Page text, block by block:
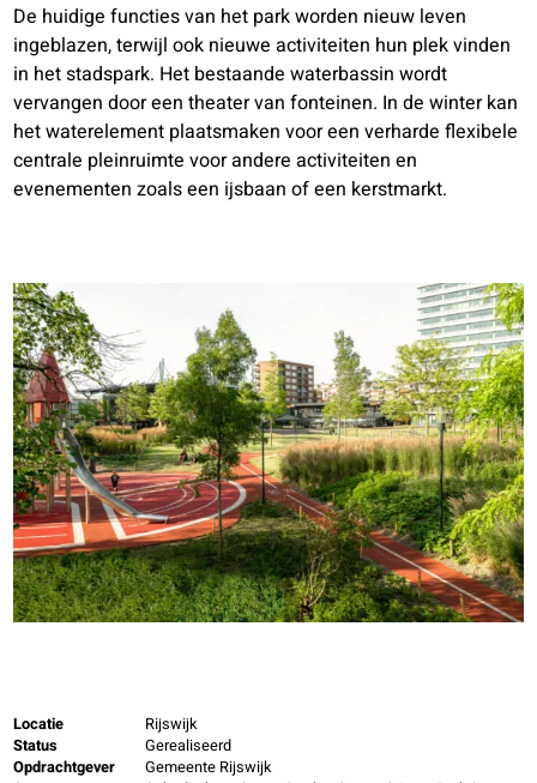
De huidige functies van het park worden nieuw leven
ingeblazen, terwijl ook nieuwe activiteiten hun plek vinden
in het stadspark. Het bestaande waterbassin wordt
vervangen door een theater van fonteinen. In de winter kan
het waterelement plaatsmaken voor een verharde flexibele
centrale pleinruimte voor andere activiteiten en
evenementen zoals een ijsbaan of een kerstmarkt.
Locatie
Rijswijk
Status
Gerealiseerd
Opdrachtgever
Gemeente Rijswijk